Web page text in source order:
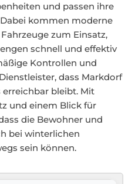
und passen ihre
kommen moderne
zum Einsatz,
schnell und effektiv
Kontrollen und
dass Markdorf
bleibt. Mit
und einem Blick für
die Bewohner und
bei winterlichen
sein können.